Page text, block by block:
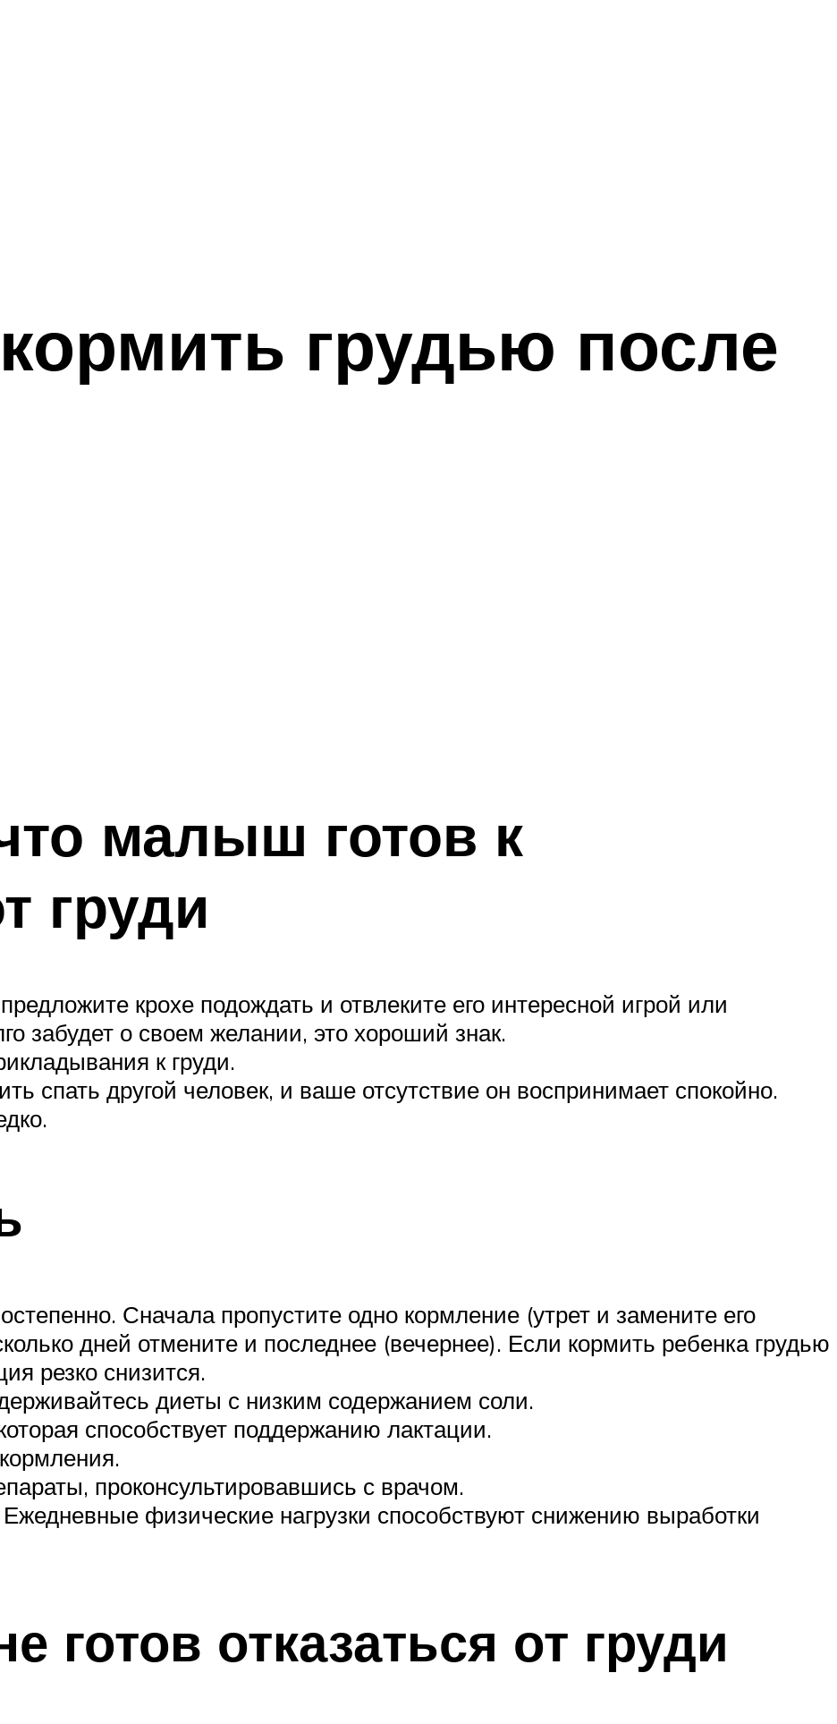
грудью после
малыш готов к
груди
крохе подождать и отвлеките его интересной игрой или
забудет о своем желании, это хороший знак.
к груди.
спать другой человек, и ваше отсутствие он воспринимает спокойно.
Сначала пропустите одно кормление (утрет и замените его
дней отмените и последнее (вечернее). Если кормить ребенка грудью
резко снизится.
диеты с низким содержанием соли.
способствует поддержанию лактации.
проконсультировавшись с врачом.
физические нагрузки способствуют снижению выработки
отказаться от груди